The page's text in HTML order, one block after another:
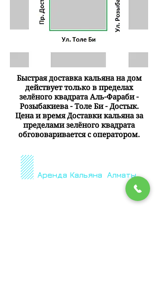
Аренда Кальяна Алматы
Быстрая доставка кальяна на дом
действует только в пределах
зелёного квадрата Аль-Фараби -
Розыбакиева - Толе Би - Достык.
Цена и время Доставки кальяна за
пределами зелёного квадрата
обгововаривается с оператором.